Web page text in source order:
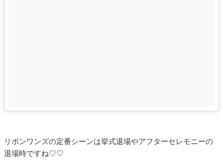
リボンワンズの定番シーンは挙式退場やアフターセレモニーの
退場時ですね♡♡